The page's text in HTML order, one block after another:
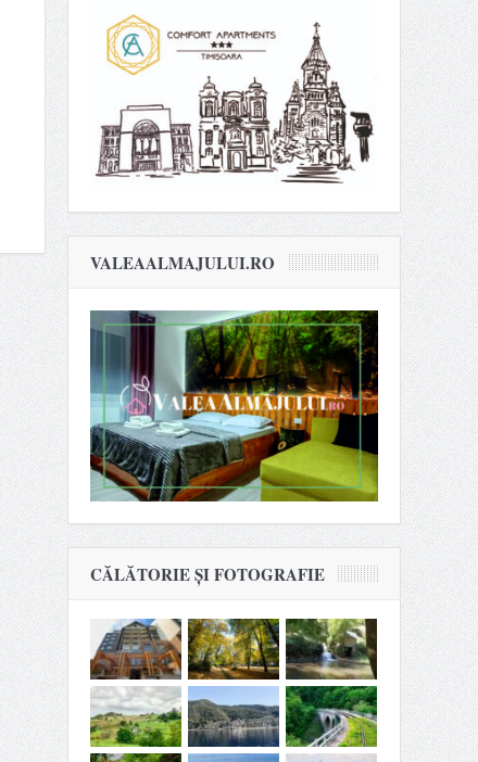
VALEAALMAJULUI.RO
CĂLĂTORIE ȘI FOTOGRAFIE